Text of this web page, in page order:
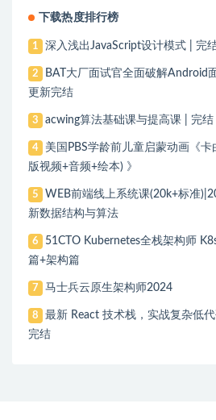
下载热度排行榜
1 深入浅出JavaScript设计模式 | 完
2
BAT大厂面试官全面破解Android
更新完结
3 acwing算法基础课与提高课 | 完结
4
美国PBS学龄前儿童启蒙动画《
版视频+音频+绘本) 》
5
WEB前端线上系统课(20k+标准
新数据结构与算法
6
51CTO Kubernetes全栈架构师
篇+架构篇
7 马士兵云原生架构师2024
8
最新 React 技术栈，实战复杂低
完结